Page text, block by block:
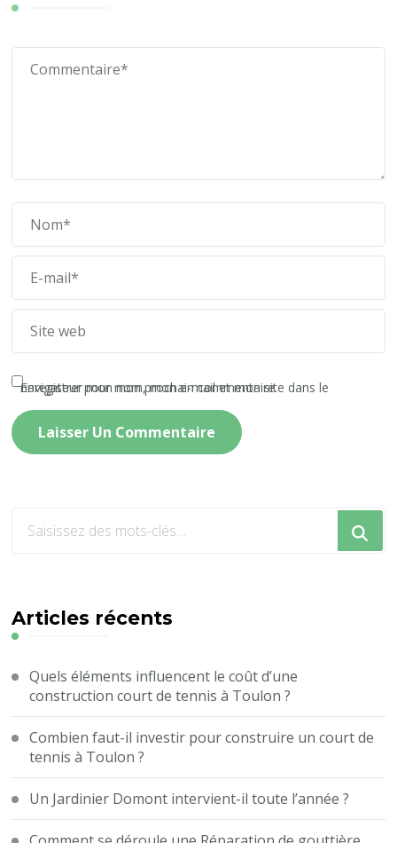
Enregistrer mon nom, mon e-mail et mon site dans le navigateur pour mon prochain commentaire.
?
Articles récents
Quels éléments influencent le coût d’une
construction court de tennis à Toulon ?
Combien faut-il investir pour construire un court de
tennis à Toulon ?
Un Jardinier Domont intervient-il toute l’année ?